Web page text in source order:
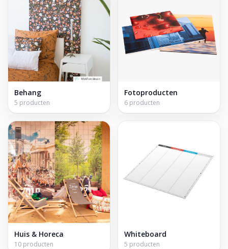
Behang
5 producten
Fotoproducten
6 producten
Huis & Horeca
10 producten
Whiteboard
5 producten